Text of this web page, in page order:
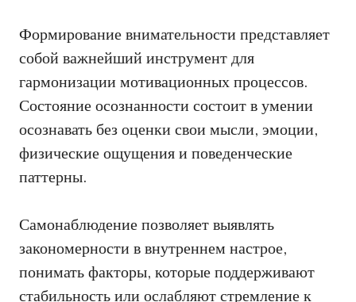
Формирование внимательности представляет
собой важнейший инструмент для
гармонизации мотивационных процессов.
Состояние осознанности состоит в умении
осознавать без оценки свои мысли, эмоции,
физические ощущения и поведенческие
паттерны.
Самонаблюдение позволяет выявлять
закономерности в внутреннем настрое,
понимать факторы, которые поддерживают
стабильность или ослабляют стремление к